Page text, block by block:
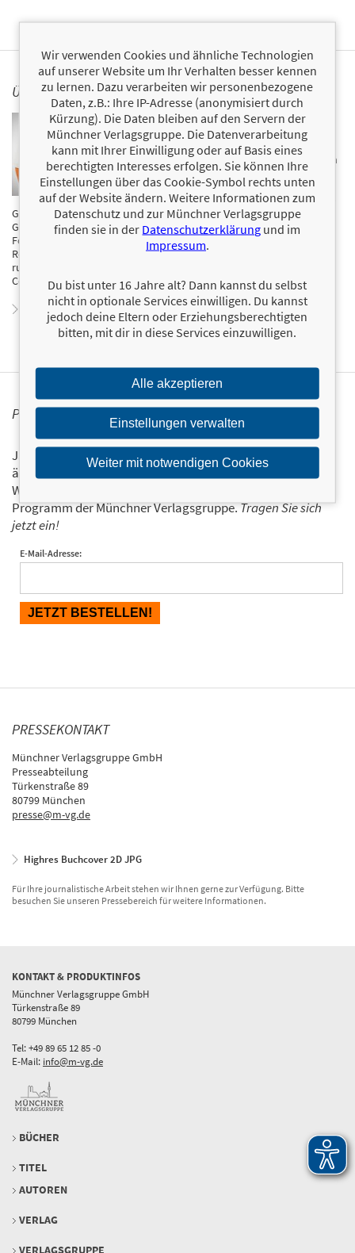
ÜBER PETER KOWALSKI
Peter Kowalski, besser bekannt als @air_frying_kowa,
ist der Kopf hinter einem der beliebtesten
deutschsprachigen Airfryer-Accounts auf Social Media.
Täglich begeistert er Tausende Menschen mit kreativen
Rezeptideen, die schnell, einfach und vor allem richtig
lecker sind. Was als Hobby begann, ist heute seine
Leidenschaft: die smarte Küche neu denken, klassische
Gerichte modern interpretieren und immer wieder mit spannenden
Geschmackskombinationen überraschen. Dabei steht für Peter im
Fokus, dass Kochen Spaß macht – ganz ohne Stress. Neben seinen
Rezeptvideos teilt Peter ehrliche Produkttests, gibt hilfreiche Tipps
rund ums Kochen und steht für authentischen, unterhaltsamen
Content. Sein Motto: »Einfach machen – aber mit Geschmack!«
Zum Profil von Peter Kowalski
PERSONALISIERTE PRODUKTINFORMATIONEN
Ja, ich will über interessante Neuerscheinungen und
ähnliche Produkte informiert werden.
Wir halten Sie per E-Mail auf dem aktuellen Stand über das
Programm der Münchner Verlagsgruppe.Tragen Sie sich
jetzt ein!
E-Mail-Adresse:
PRESSEKONTAKT
Münchner Verlagsgruppe GmbH
Presseabteilung
Türkenstraße 89
80799 München
presse@m-vg.de
Highres Buchcover 2D JPG
Für Ihre journalistische Arbeit stehen wir Ihnen gerne zur Verfügung. Bitte
besuchen Sie unseren Pressebereich für weitere Informationen.
KONTAKT & PRODUKTINFOS
Münchner Verlagsgruppe GmbH
Türkenstraße 89
80799 München
Tel: +49 89 65 12 85 -0
E-Mail: info@m-vg.de
BÜCHER
TITEL
AUTOREN
VERLAG
VERLAGSGRUPPE
Wir verwenden Cookies und ähnliche Technologien
auf unserer Website um Ihr Verhalten besser kennen
zu lernen. Dazu verarbeiten wir personenbezogene
Daten, z.B.: Ihre IP-Adresse (anonymisiert durch
Kürzung). Die Daten bleiben auf den Servern der
Münchner Verlagsgruppe. Die Datenverarbeitung
kann mit Ihrer Einwilligung oder auf Basis eines
berechtigten Interesses erfolgen. Sie können Ihre
Einstellungen über das Cookie-Symbol rechts unten
auf der Website ändern. Weitere Informationen zum
Datenschutz und zur Münchner Verlagsgruppe
finden sie in der Datenschutzerklärung und im
Impressum.
Du bist unter 16 Jahre alt? Dann kannst du selbst
nicht in optionale Services einwilligen. Du kannst
jedoch deine Eltern oder Erziehungsberechtigten
bitten, mit dir in diese Services einzuwilligen.
Alle akzeptieren
Einstellungen verwalten
Weiter mit notwendigen Cookies